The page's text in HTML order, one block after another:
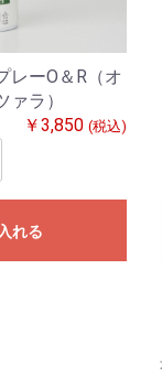
レーO＆R（オ
ラ）
￥3,850 (税込)
れる